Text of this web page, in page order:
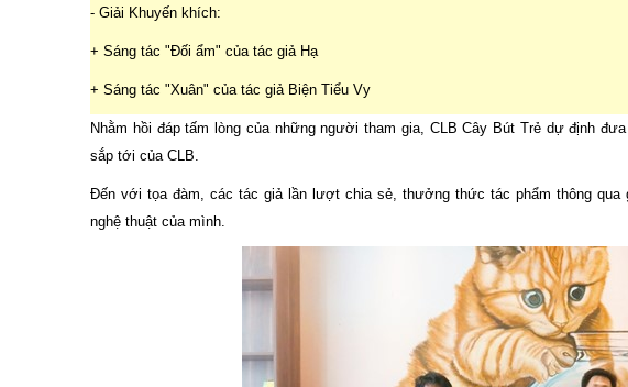
- Giải Khuyến khích:
+ Sáng tác "Đối ẩm" của tác giả Hạ
+ Sáng tác "Xuân" của tác giả Biện Tiểu Vy
Nhằm hồi đáp tấm lòng của những người tham gia, CLB Cây Bút Trẻ dự định
sắp tới của CLB.
Đến với tọa đàm, các tác giả lần lượt chia sẻ, thưởng thức tác phẩm thông
nghệ thuật của mình.